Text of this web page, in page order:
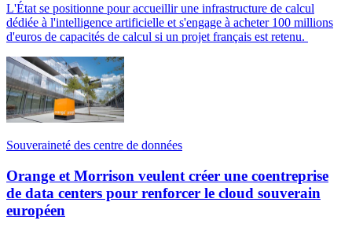
L'État se positionne pour accueillir une infrastructure de calcul
dédiée à l'intelligence artificielle et s'engage à acheter 100 millions
d'euros de capacités de calcul si un projet français est retenu.
Souveraineté des centre de données
Orange et Morrison veulent créer une coentreprise
de data centers pour renforcer le cloud souverain
européen